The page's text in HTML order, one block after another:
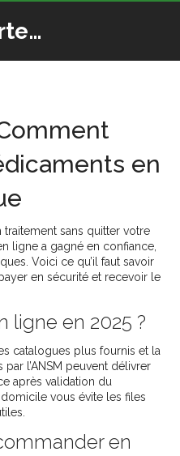
Espace Santé Ertedis
en
sans quitter votre
ligne a gagné en confiance,
Voici ce qu’il faut savoir
en sécurité et recevoir le
ligne en 2025 ?
catalogues plus fournis et la
l’ANSM peuvent délivrer
après validation du
vous évite les files
en